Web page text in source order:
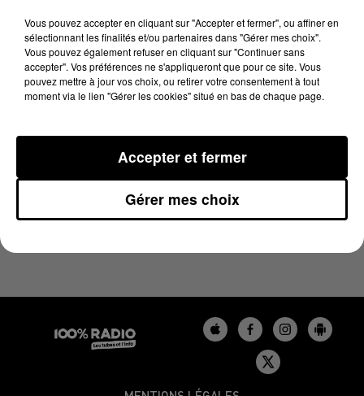
3 avril 2025 - 1 min 15 sec
L'AGENDA DE L'AUDE DU 03/04/2025 À 10H42
Vous pouvez accepter en cliquant sur "Accepter et fermer", ou affiner en
sélectionnant les finalités et/ou partenaires dans "Gérer mes choix".
Vous pouvez également refuser en cliquant sur "Continuer sans
accepter". Vos préférences ne s'appliqueront que pour ce site. Vous
pouvez mettre à jour vos choix, ou retirer votre consentement à tout
moment via le lien "Gérer les cookies" situé en bas de chaque page.
Gérer mes choix
Accepter et fermer